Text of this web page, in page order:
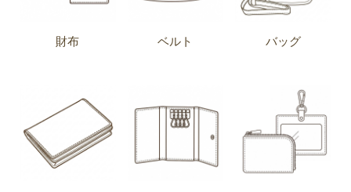
財布 ベルト バッグ